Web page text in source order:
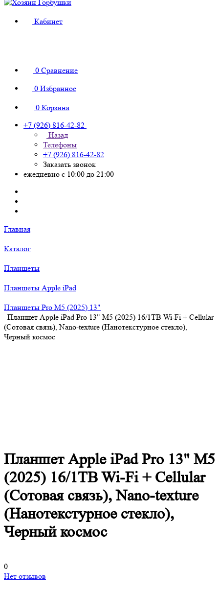
Кабинет
0 Сравнение
0 Избранное
0 Корзина
+7 (926) 816-42-82
Назад
Телефоны
+7 (926) 816-42-82
Заказать звонок
ежедневно с 10:00 до 21:00
Главная
Каталог
Планшеты
Планшеты Apple iPad
Планшеты Pro M5 (2025) 13"
Планшет Apple iPad Pro 13" M5 (2025) 16/1TB Wi-Fi + Cellular
(Сотовая связь), Nano-texture (Нанотекстурное стекло),
Черный космос
Планшет Apple iPad Pro 13" M5
(2025) 16/1TB Wi-Fi + Cellular
(Сотовая связь), Nano-texture
(Нанотекстурное стекло),
Черный космос
0
Нет отзывов